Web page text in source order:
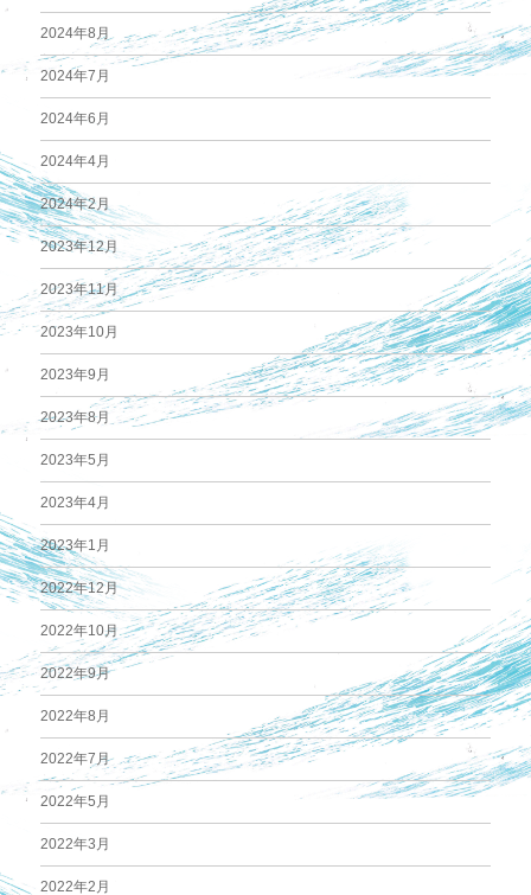
2024年8月
2024年7月
2024年6月
2024年4月
2024年2月
2023年12月
2023年11月
2023年10月
2023年9月
2023年8月
2023年5月
2023年4月
2023年1月
2022年12月
2022年10月
2022年9月
2022年8月
2022年7月
2022年5月
2022年3月
2022年2月